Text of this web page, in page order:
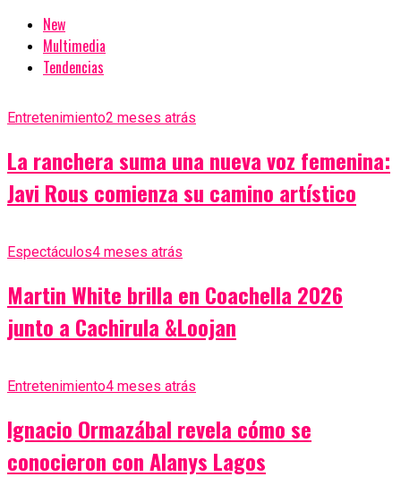
New
Multimedia
Tendencias
Entretenimiento2 meses atrás
La ranchera suma una nueva voz femenina:
Javi Rous comienza su camino artístico
Espectáculos4 meses atrás
Martin White brilla en Coachella 2026
junto a Cachirula &Loojan
Entretenimiento4 meses atrás
Ignacio Ormazábal revela cómo se
conocieron con Alanys Lagos